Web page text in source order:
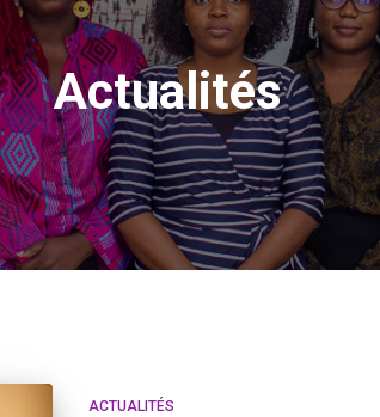
Actualités
ACTUALITÉS